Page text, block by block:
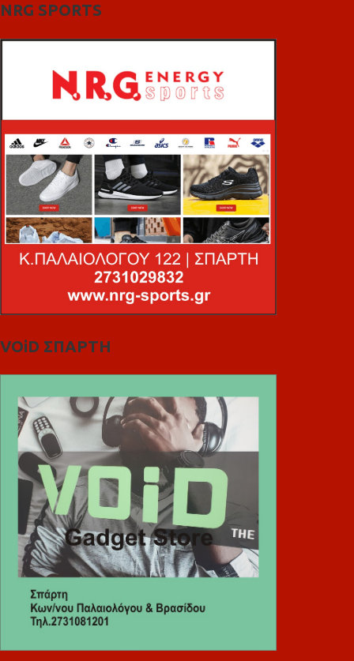
NRG SPORTS
VOiD ΣΠΑΡΤΗ